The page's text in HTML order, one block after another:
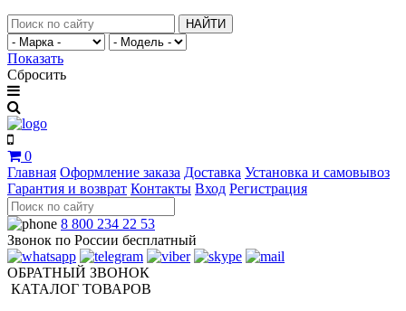
НАЙТИ
Показать
Сбросить
0
Главная Оформление заказа Доставка Установка и самовывоз
Гарантия и возврат Контакты Вход Регистрация
8 800 234 22 53
Звонок по России бесплатный
ОБРАТНЫЙ ЗВОНОК
КАТАЛОГ ТОВАРОВ